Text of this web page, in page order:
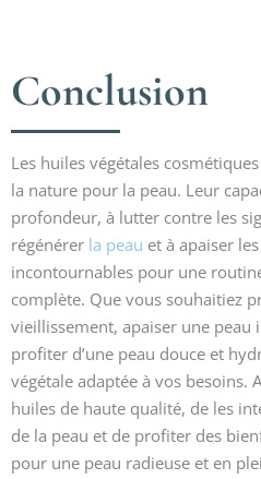
Conclusion
Les huiles végétales
la nature pour la peau. Leur
profondeur, à lutter contre les
régénérer la peau et à apaiser
incontournables pour une
complète. Que vous souhaitiez
vieillissement, apaiser une
profiter d’une peau douce et
végétale adaptée à vos besoins.
huiles de haute qualité, de les
de la peau et de profiter des
pour une peau radieuse et en